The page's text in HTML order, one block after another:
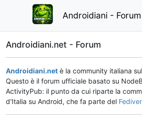
Androidiani.net - Forum
Androidiani.net è la community italiana
Questo è il forum ufficiale basato su
ActivityPub: il punto da cui riparte la
d'Italia su Android, che fa parte del